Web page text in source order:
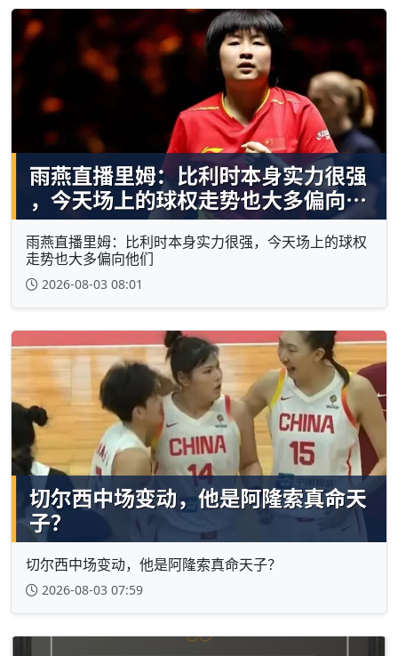
雨燕直播里姆：比利时本身实力很强，今天场上的球权
走势也大多偏向他们
2026-08-03 08:01
切尔西中场变动，他是阿隆索真命天子？
2026-08-03 07:59